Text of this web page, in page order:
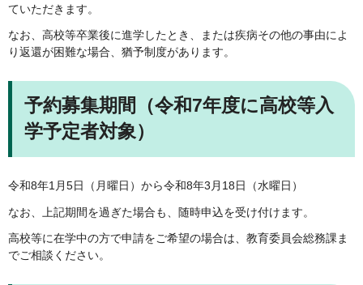
ていただきます。
なお、高校等卒業後に進学したとき、または疾病その他の事由によ
り返還が困難な場合、猶予制度があります。
予約募集期間（令和7年度に高校等入
学予定者対象）
令和8年1月5日（月曜日）から令和8年3月18日（水曜日）
なお、上記期間を過ぎた場合も、随時申込を受け付けます。
高校等に在学中の方で申請をご希望の場合は、教育委員会総務課ま
でご相談ください。